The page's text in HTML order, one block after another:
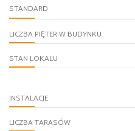
STANDARD
LICZBA PIĘTER W BUDYNKU
STAN LOKALU
INSTALACJE
LICZBA TARASÓW